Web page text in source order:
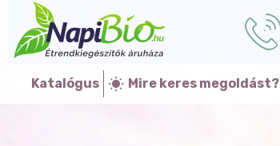
Katalógus Mire keres megoldást?